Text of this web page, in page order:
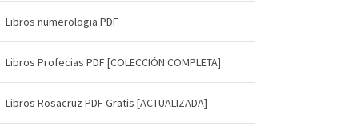
Libros numerologia PDF
Libros Profecias PDF [COLECCIÓN COMPLETA]
Libros Rosacruz PDF Gratis [ACTUALIZADA]